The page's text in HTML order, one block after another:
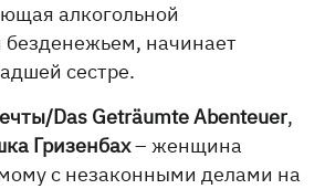
алкогольной
безденежьем, начинает
сестре.
Das Geträumte Abenteuer,
Гризенбах– женщина
с незаконными делами на